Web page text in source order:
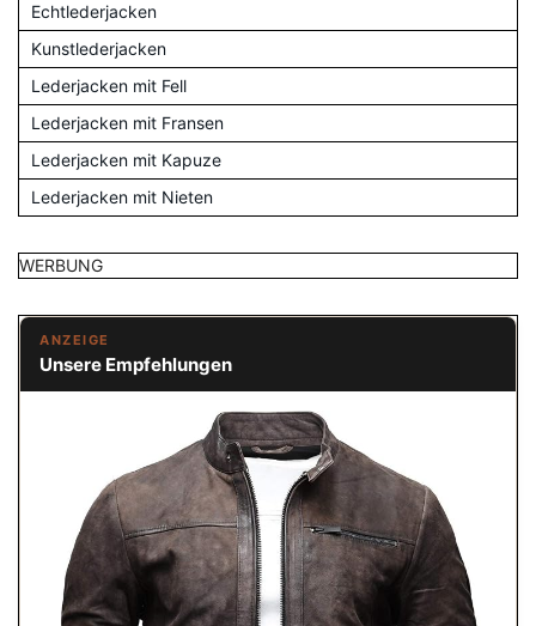
Echtlederjacken
Kunstlederjacken
Lederjacken mit Fell
Lederjacken mit Fransen
Lederjacken mit Kapuze
Lederjacken mit Nieten
WERBUNG
ANZEIGE
Unsere Empfehlungen